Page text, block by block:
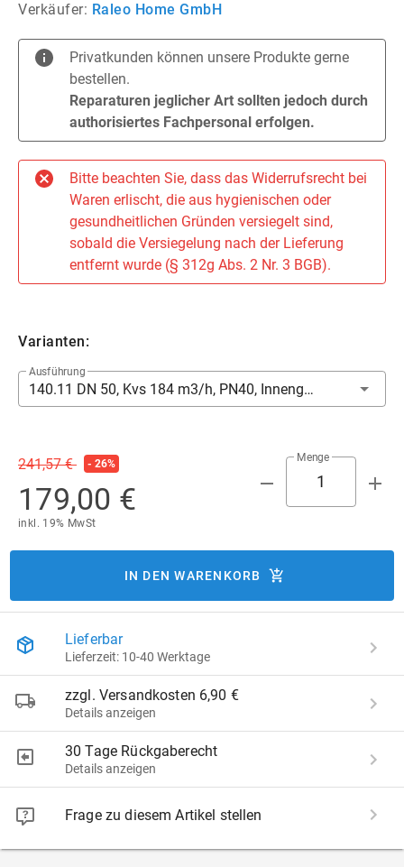
Verkäufer: Raleo Home GmbH
Privatkunden können unsere Produkte gerne
bestellen.
Reparaturen jeglicher Art sollten jedoch durch
authorisiertes Fachpersonal erfolgen.
Bitte beachten Sie, dass das Widerrufsrecht bei
Waren erlischt, die aus hygienischen oder
gesundheitlichen Gründen versiegelt sind,
sobald die Versiegelung nach der Lieferung
entfernt wurde (§ 312g Abs. 2 Nr. 3 BGB).
Varianten:
Ausführung
140.11 DN 50, Kvs 184 m3/h, PN40, Innengewinde - Innengewinde
241,57 € - 26%
179,00 €
inkl. 19% MwSt
Menge
IN DEN WARENKORB
Lieferbar
Lieferzeit: 10-40 Werktage
zzgl. Versandkosten 6,90 €
Details anzeigen
30 Tage Rückgaberecht
Details anzeigen
Frage zu diesem Artikel stellen